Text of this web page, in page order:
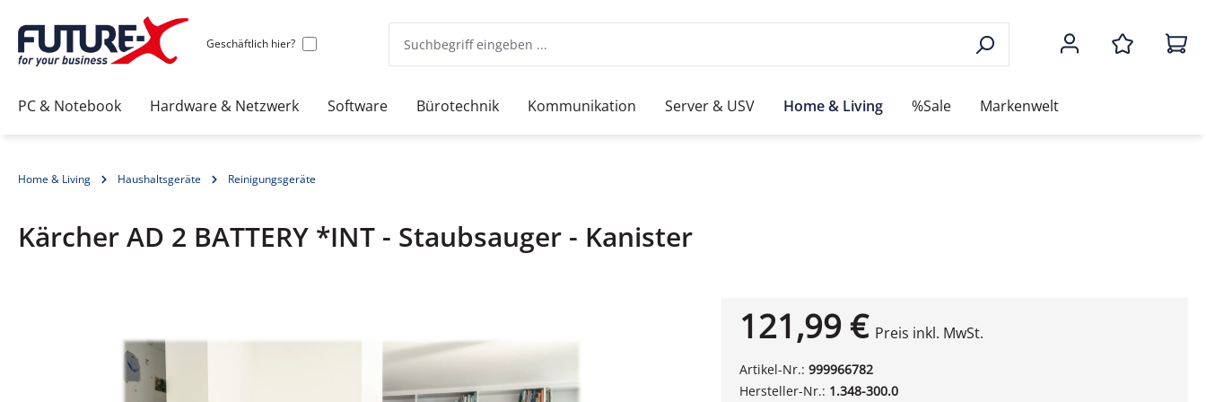
Geschäftlich hier?
PC & Notebook Hardware & Netzwerk Software Bürotechnik Kommunikation Server & USV Home & Living %Sale Markenwelt
Home & Living Haushaltsgeräte Reinigungsgeräte
Kärcher AD 2 BATTERY *INT - Staubsauger - Kanister
121,99 € Preis inkl. MwSt.
Artikel-Nr.: 999966782
Hersteller-Nr.: 1.348-300.0